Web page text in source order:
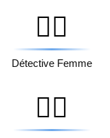
🕵️‍♀️
Détective Femme
💂‍♀️